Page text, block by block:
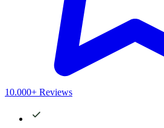
10.000+ Reviews